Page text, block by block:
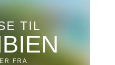
TIL
FRA